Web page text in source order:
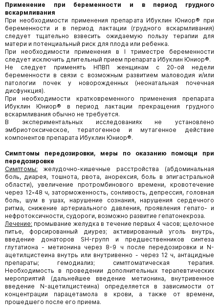
Применение при беременности и в период грудного
вскармливания
При необходимости применения препарата Ибуклин Юниор® при
беременности и в период лактации (грудного вскармливания)
следует тщательно взвесить ожидаемую пользу терапии для
матери и потенциальный риск для плода или ребенка.
При необходимости применения в I триместре беременности
следует исключить длительный прием препарата Ибуклин Юниор®.
Не следует применять НПВП женщинам с 20-ой недели
беременности в связи с возможным развитием маловодия и/или
патологии почек у новорожденных (неонатальная почечная
дисфункция).
При необходимости кратковременного применения препарата
Ибуклин Юниор® в период лактации прекращения грудного
вскармливания обычно не требуется.
В экспериментальных исследованиях не установлено
эмбриотоксическое, тератогенное и мутагенное действие
компонентов препарата Ибуклин Юниор®.
Симптомы передозировки, меры по оказанию помощи при
передозировке
Симптомы: желудочно-кишечные расстройства (абдоминальная
боль, диарея, тошнота, рвота, анорексия, боль в эпигастральной
области), увеличение протромбинового времени, кровотечение
через 12-48 ч, заторможенность, сонливость, депрессия, головная
боль, шум в ушах, нарушение сознания, нарушения сердечного
ритма, снижение артериального давления, проявления гепато- и
нефротоксичности, судороги, возможно развитие гепатонекроза.
Лечение: промывание желудка в течение первых 4 часов; щелочное
питье, форсированный диурез; активированный уголь внутрь,
введение донаторов SH-групп и предшественников синтеза
глутатиона - метионина через 8-9 ч после передозировки и N-
ацетилцистеина внутрь или внутривенно - через 12 ч, антацидные
препараты; гемодиализ; симптоматическая терапия.
Необходимость в проведении дополнительных терапевтических
мероприятий (дальнейшее введение метионина, внутривенное
введение N-ацетилцистеина) определяется в зависимости от
концентрации парацетамола в крови, а также от времени,
прошедшего после его приема.